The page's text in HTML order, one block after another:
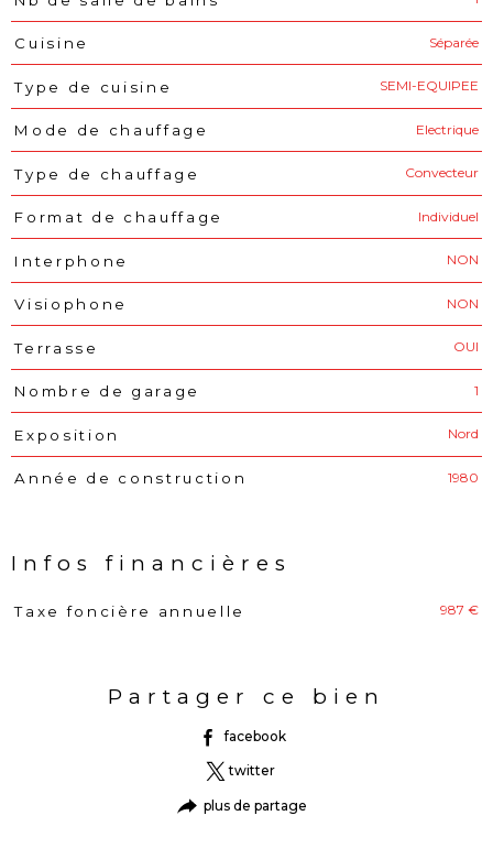
Cuisine Séparée
Type de cuisine SEMI-EQUIPEE
Mode de chauffage Electrique
Type de chauffage Convecteur
Format de chauffage Individuel
Interphone NON
Visiophone NON
Terrasse OUI
Nombre de garage 1
Exposition Nord
Année de construction 1980
Infos financières
Caractéristiques Valeurs
Taxe foncière annuelle 987 €
Partager ce bien
facebook
twitter
plus de partage